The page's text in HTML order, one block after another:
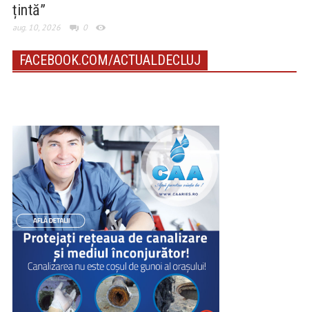
țintă”
aug. 10, 2026 0
FACEBOOK.COM/ACTUALDECLUJ